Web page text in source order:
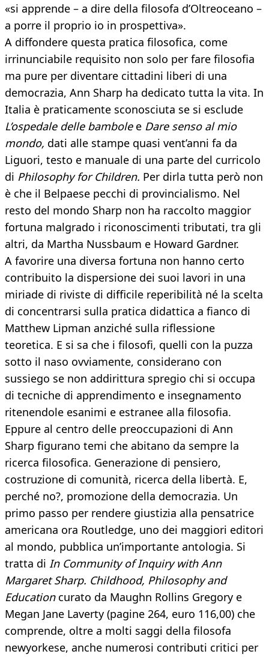
«si apprende – a dire della filosofa d’Oltreoceano –
a porre il proprio io in prospettiva».
A diffondere questa pratica filosofica, come
irrinunciabile requisito non solo per fare filosofia
ma pure per diventare cittadini liberi di una
democrazia, Ann Sharp ha dedicato tutta la vita. In
Italia è praticamente sconosciuta se si esclude
L’ospedale delle bambolee Dare senso al mio
mondo, dati alle stampe quasi vent’anni fa da
Liguori, testo e manuale di una parte del curricolo
di Philosophy for Children. Per dirla tutta però non
è che il Belpaese pecchi di provincialismo. Nel
resto del mondo Sharp non ha raccolto maggior
fortuna malgrado i riconoscimenti tributati, tra gli
altri, da Martha Nussbaum e Howard Gardner.
A favorire una diversa fortuna non hanno certo
contribuito la dispersione dei suoi lavori in una
miriade di riviste di difficile reperibilità né la scelta
di concentrarsi sulla pratica didattica a fianco di
Matthew Lipman anziché sulla riflessione
teoretica. E si sa che i filosofi, quelli con la puzza
sotto il naso ovviamente, considerano con
sussiego se non addirittura spregio chi si occupa
di tecniche di apprendimento e insegnamento
ritenendole esanimi e estranee alla filosofia.
Eppure al centro delle preoccupazioni di Ann
Sharp figurano temi che abitano da sempre la
ricerca filosofica. Generazione di pensiero,
costruzione di comunità, ricerca della libertà. E,
perché no?, promozione della democrazia. Un
primo passo per rendere giustizia alla pensatrice
americana ora Routledge, uno dei maggiori editori
al mondo, pubblica un’importante antologia. Si
tratta di In Community of Inquiry with Ann
Margaret Sharp. Childhood, Philosophy and
Educationcurato da Maughn Rollins Gregory e
Megan Jane Laverty (pagine 264, euro 116,00) che
comprende, oltre a molti saggi della filosofa
newyorkese, anche numerosi contributi critici per